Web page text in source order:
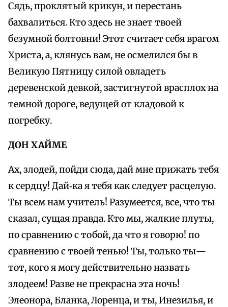
Сядь, проклятый крикун, и перестань
бахвалиться. Кто здесь не знает твоей
безумной болтовни! Этот считает себя врагом
Христа, а, клянусь вам, не осмелился бы в
Великую Пятницу силой овладеть
деревенской девкой, застигнутой врасплох на
темной дороге, ведущей от кладовой к
погребку.
ДОН ХАЙМЕ
Ах, злодей, пойди сюда, дай мне прижать тебя
к сердцу! Дай‑ка я тебя как следует расцелую.
Ты всем нам учитель! Разумеется, все, что ты
сказал, сущая правда. Кто мы, жалкие плуты,
по сравнению с тобой, да что я говорю! по
сравнению с твоей тенью! Ты, только ты—
тот, кого я могу действительно назвать
злодеем! Разве не прекрасна эта ночь!
Элеонора, Бланка, Лоренца, и ты, Инезилья, и